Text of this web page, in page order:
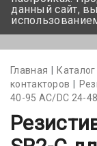
Главная Каталог
контакторов
40-95 AC/DC 24-
данный сайт,